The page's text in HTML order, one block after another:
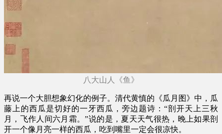
八大山人《鱼》
再说一个大胆想象幻化的例子。清代黄慎的《瓜月图》中，瓜
藤上的西瓜是切好的一牙西瓜，旁边题诗：“剖开天上三秋
月，飞作人间六月霜。”说的是，夏天天气很热，晚上如果剖
开一个像月亮一样的西瓜，吃到嘴里一定会很凉快。